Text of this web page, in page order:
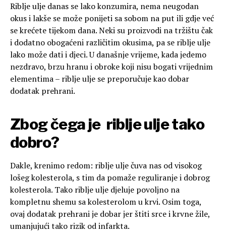
Riblje ulje danas se lako konzumira, nema neugodan
okus i lakše se može ponijeti sa sobom na put ili gdje već
se krećete tijekom dana. Neki su proizvodi na tržištu čak
i dodatno obogaćeni različitim okusima, pa se riblje ulje
lako može dati i djeci. U današnje vrijeme, kada jedemo
nezdravo, brzu hranu i obroke koji nisu bogati vrijednim
elementima – riblje ulje se preporučuje kao dobar
dodatak prehrani.
Zbog čega je riblje ulje tako
dobro?
Dakle, krenimo redom: riblje ulje čuva nas od visokog
lošeg kolesterola, s tim da pomaže reguliranje i dobrog
kolesterola. Tako riblje ulje djeluje povoljno na
kompletnu shemu sa kolesterolom u krvi. Osim toga,
ovaj dodatak prehrani je dobar jer štiti srce i krvne žile,
umanjujući tako rizik od infarkta.